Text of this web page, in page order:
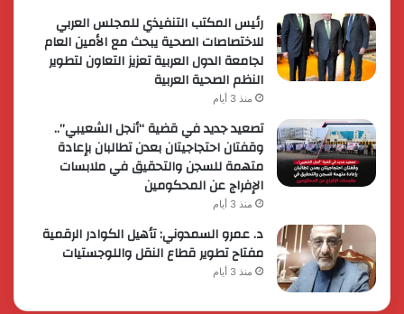
رئيس المكتب التنفيذي للمجلس العربي
للاختصاصات الصحية يبحث مع الأمين العام
لجامعة الدول العربية تعزيز التعاون لتطوير
النظم الصحية العربية
منذ 3 أيام
تصعيد جديد في قضية “أنجل الشعيبي”..
وقفتان احتجاجيتان بعدن تطالبان بإعادة
متهمة للسجن والتحقيق في ملابسات
الإفراج عن المحكومين
منذ 3 أيام
د. عمرو السمدوني: تأهيل الكوادر الرقمية
مفتاح تطوير قطاع النقل واللوجستيات
منذ 3 أيام